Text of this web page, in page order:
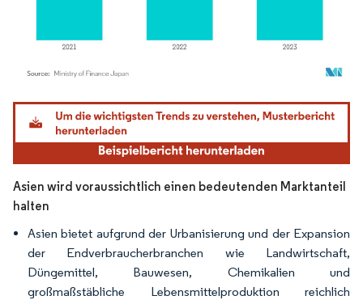
Bild © Mordor Intelligence. Wiederverwendung erfordert Namensnennung gemäß
Asien wird voraussichtlich einen bedeutenden Marktanteil
halten
Asien bietet aufgrund der Urbanisierung und der Expansion
der Endverbraucherbranchen wie Landwirtschaft,
Düngemittel, Bauwesen, Chemikalien und
großmaßstäbliche Lebensmittelproduktion reichlich